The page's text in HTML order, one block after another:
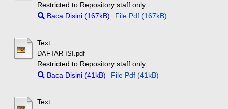
Restricted to Repository staff only
Baca Disini (167kB)
File Pdf (167kB)
Text
DAFTAR ISI.pdf
Restricted to Repository staff only
Baca Disini (41kB)
File Pdf (41kB)
Text